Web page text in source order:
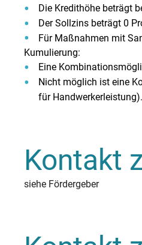
Die Kredithöhe beträgt
Der Sollzins beträgt 0
Für Maßnahmen mit
Kumulierung:
Eine
Nicht möglich ist eine
für Handwerkerleistung).
Kontakt
siehe Fördergeber